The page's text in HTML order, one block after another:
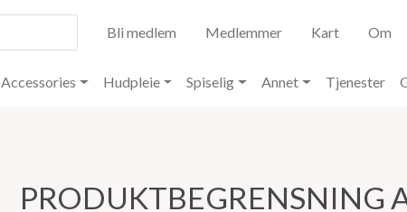
Bli medlem Medlemmer Kart Om
Accessories Hudpleie Spiselig Annet Tjenester
PRODUKTBEGRENSNING